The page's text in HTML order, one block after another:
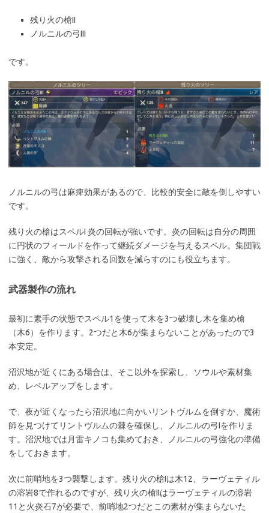
残り火の槍II
ノルニルの弓III
です。
ノルニルの弓は麻痺効果があるので、比較的安全に敵を倒しやすい
です。
残り火の槍はスペルI 炎の回転が強いです。炎の回転は自分の周囲
に円状のフィールドを作って継続ダメージを与えるスペル。集団戦
に強く、敵から攻撃される回数を減らすのにも役立ちます。
武器製作の流れ
最初に素手の状態でスペル1を使って木を3つ破壊し木を集め槍
（木6）を作ります。2つだと木6が集まらないことがあったので3
本安定。
沼沢地が近くにある場合は、そこ以外を探索し、ソウルや素材集
め、レベルアップをします。
で、夜が近くなったら沼沢地に向かいリントヴルムを倒すか、魔術
師を見つけてリントヴルムの棘を確保し、ノルニルの弓Iを作りま
す。沼沢地では月雷キノコも集めておき、ノルニルの弓強化の準備
をしておきます。
次に前哨地を3つ襲撃します。残り火の槍Iは木12、ラーヴェティル
の溶岩8で作れるのですが、残り火の槍IIはラーヴェティルの溶岩
11と火炎石7が必要で、前哨地2つだとこの素材が集まらないた